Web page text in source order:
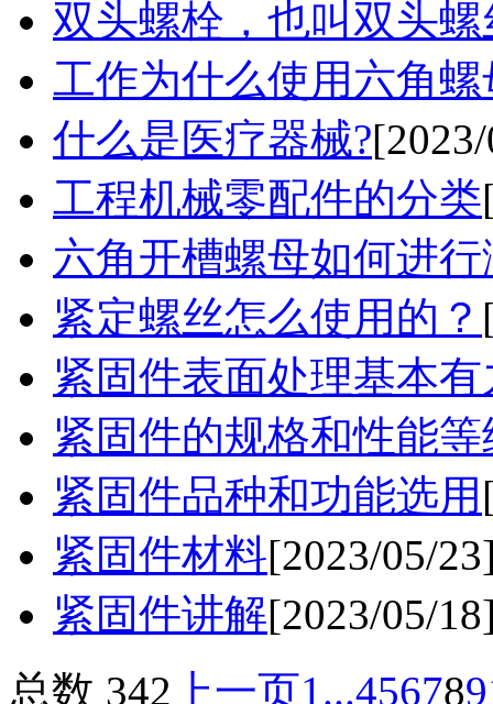
双头螺栓，也叫双头螺
工作为什么使用六角
什么是医疗器械?
工程机械零配件的分类
六角开槽螺母如何进
紧定螺丝怎么使用的？
紧固件表面处理基本
紧固件的规格和性能等
紧固件品种和功能选用
紧固件材料[2023/05/
紧固件讲解[2023/05/
总数 342 上一页1...456789